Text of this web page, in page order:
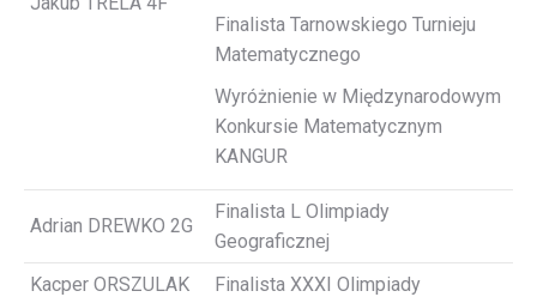
Finalista Tarnowskiego Turnieju
Matematycznego
Wyróżnienie w Międzynarodowym
Konkursie Matematycznym
KANGUR
Adrian DREWKO 2G
Finalista L Olimpiady
Geograficznej
Kacper ORSZULAK
Finalista XXXI Olimpiady